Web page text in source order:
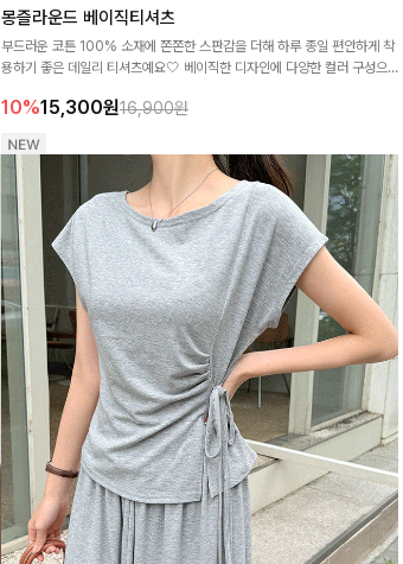
몽즐라운드 베이직티셔츠
부드러운 코튼 100% 소재에 쫀쫀한 스판감을 더해 하루 종일 편안하게 착
용하기 좋은 데일리 티셔츠예요🤍 베이직한 디자인에 다양한 컬러 구성으
좋은 필수 아이템이랍니다🌈
10%15,300원16,900원